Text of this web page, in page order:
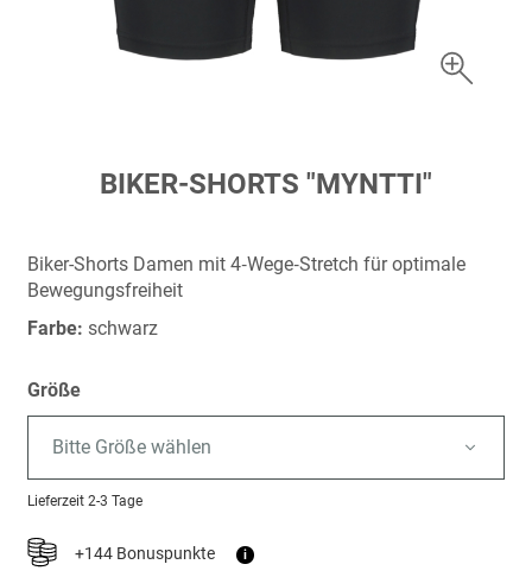
springen
BIKER-SHORTS "MYNTTI"
Biker-Shorts Damen mit 4‑Wege‑Stretch für optimale
Bewegungsfreiheit
Farbe: schwarz
Größe
Bitte Größe wählen
Lieferzeit 2-3 Tage
+144 Bonuspunkte i